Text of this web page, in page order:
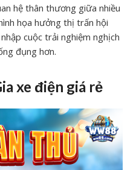
hệ thân thương giữa nhiều
họa hưởng thị trấn hội
cuộc trải nghiệm nghịch
đụng hơn.
xe điện giá rẻ